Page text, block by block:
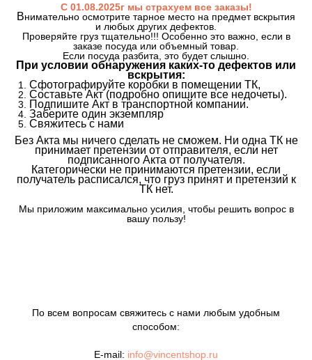
С 01.08.2025г мы страхуем все заказы!
Внимательно осмотрите тарное место на предмет вскрытия
и любых других дефектов.
Проверяйте груз тщательно!!! Особенно это важно, если в
заказе посуда или объемный товар.
Если посуда разбита, это будет слышно.
При условии обнаружения каких-то дефектов или
вскрытия:
Сфотографируйте коробки в помещении ТК,
Составьте Акт (подробно опишите все недочеты).
Подпишите Акт в транспортной компании.
Заберите один экземпляр
Свяжитесь с нами
Без Акта мы ничего сделать не сможем. Ни одна ТК не
принимает претензии от отправителя, если нет
подписанного Акта от получателя.
Категорически не принимаются претензии, если
получатель расписался, что груз принят и претензий к
ТК нет.
Мы приложим максимально усилия, чтобы решить вопрос в
вашу пользу!
По всем вопросам свяжитесь с нами любым удобным
способом:
E-mail: info@vincentshop.ru